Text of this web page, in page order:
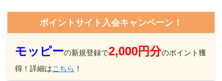
ポイントサイト入会キャンペーン！
モッピーの新規登録で2,000円分のポイント獲
得！詳細はこちら ！